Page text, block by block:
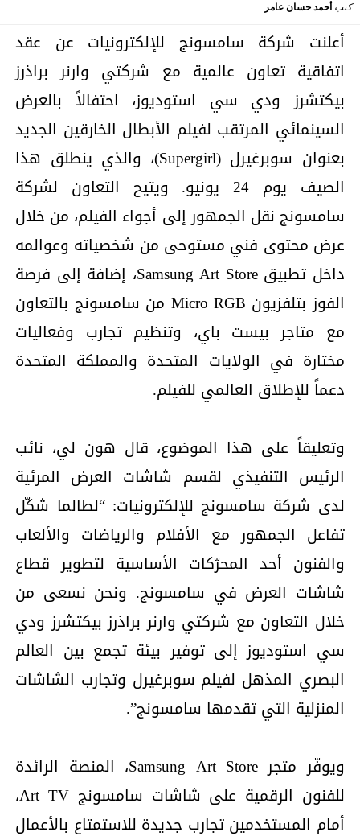
كتبأحمد حسان عامر
أعلنت شركة سامسونج للإلكترونيات عن عقد
اتفاقية تعاون عالمية مع شركتي وارنر براذرز
بيكتشرز ودي سي استوديوز، احتفالاً بالعرض
السينمائي المرتقب لفيلم الأبطال الخارقين الجديد
بعنوان سوبرغيرل (Supergirl)، والذي ينطلق هذا
الصيف يوم 24 يونيو. ويتيح التعاون لشركة
سامسونج نقل الجمهور إلى أجواء الفيلم، من خلال
عرض محتوى فني مستوحى من شخصياته وعوالمه
داخل تطبيق Samsung Art Store، إضافة إلى فرصة
الفوز بتلفزيون Micro RGB من سامسونج بالتعاون
مع متاجر بيست باي، وتنظيم تجارب وفعاليات
مختارة في الولايات المتحدة والمملكة المتحدة
دعماً للإطلاق العالمي للفيلم.
وتعليقاً على هذا الموضوع، قال هون لي، نائب
الرئيس التنفيذي لقسم شاشات العرض المرئية
لدى شركة سامسونج للإلكترونيات: “لطالما شكّل
تفاعل الجمهور مع الأفلام والرياضات والألعاب
والفنون أحد المحرّكات الأساسية لتطوير قطاع
شاشات العرض في سامسونج. ونحن نسعى من
خلال التعاون مع شركتي وارنر براذرز بيكتشرز ودي
سي استوديوز إلى توفير بيئة تجمع بين العالم
البصري المذهل لفيلم سوبرغيرل وتجارب الشاشات
المنزلية التي تقدمها سامسونج”.
ويوفّر متجر Samsung Art Store، المنصة الرائدة
للفنون الرقمية على شاشات سامسونج Art TV،
أمام المستخدمين تجارب جديدة للاستمتاع بالأعمال